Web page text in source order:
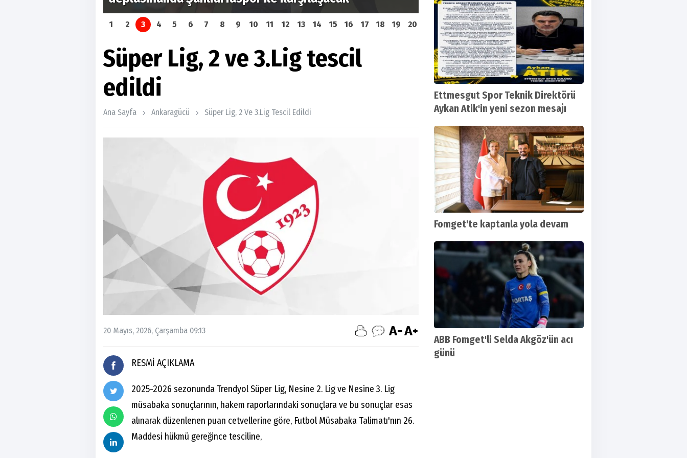
1 2 3 4 5 6 7 8 9 10 11 12 13 14 15 16 17 18 19 20
Süper Lig, 2 ve 3.Lig tescil
edildi
Ana Sayfa Ankaragücü Süper Lig, 2 Ve 3.Lig Tescil Edildi
20 Mayıs, 2026, Çarşamba 09:13
RESMİ AÇIKLAMA
2025-2026 sezonunda Trendyol Süper Lig, Nesine 2. Lig ve Nesine 3. Lig
müsabaka sonuçlarının, hakem raporlarındaki sonuçlara ve bu sonuçlar esas
alınarak düzenlenen puan cetvellerine göre, Futbol Müsabaka Talimatı'nın 26.
Maddesi hükmü gereğince tesciline,
Ettmesgut Spor Teknik Direktörü
Aykan Atik'in yeni sezon mesajı
Fomget'te kaptanla yola devam
ABB Fomget'li Selda Akgöz'ün acı
günü